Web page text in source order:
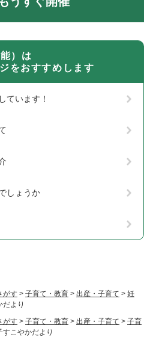
がす > 子育て・教育 > 出産・子育て > 妊
だより
がす > 子育て・教育 > 出産・子育て > 子育
すこやかだより
）は
をおすすめします
ています！
しょうか